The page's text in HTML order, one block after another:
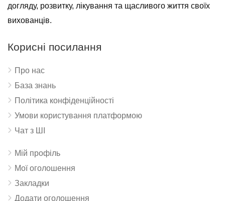
догляду, розвитку, лікування та щасливого життя своїх
вихованців.
Корисні посилання
Про нас
База знань
Політика конфіденційності
Умови користування платформою
Чат з ШІ
Мій профіль
Мої оголошення
Закладки
Додати оголошення